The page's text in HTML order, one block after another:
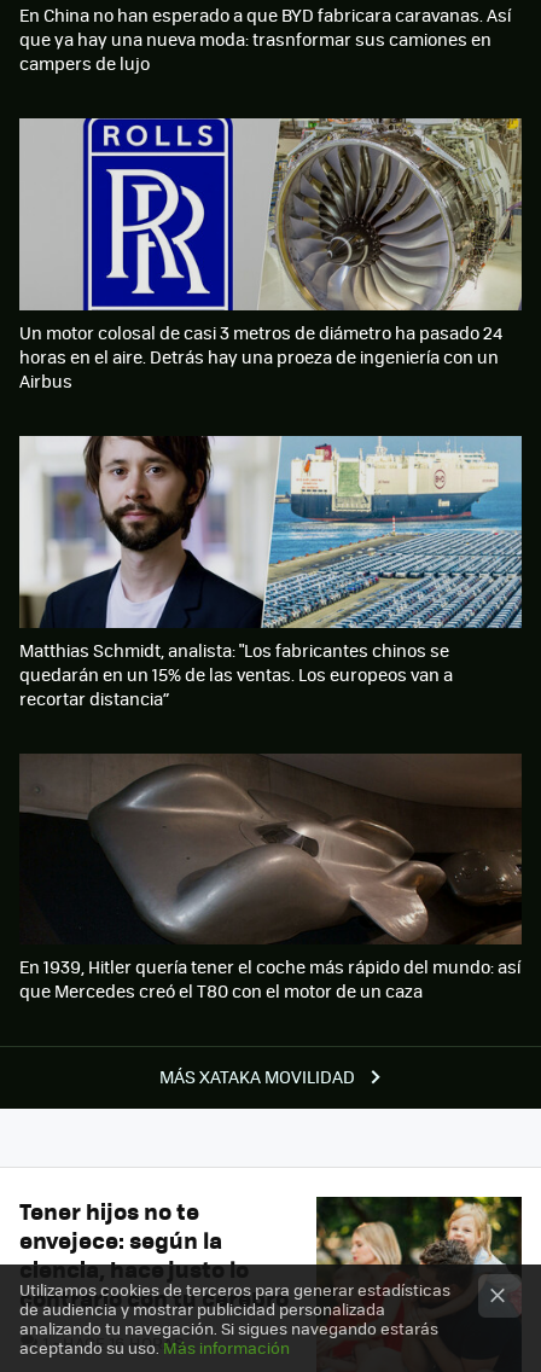
MÁS XATAKA MOVILIDAD
En China no han esperado a que BYD fabricara caravanas. Así
que ya hay una nueva moda: trasnformar sus camiones en
campers de lujo
Un motor colosal de casi 3 metros de diámetro ha pasado 24
horas en el aire. Detrás hay una proeza de ingeniería con un
Airbus
Matthias Schmidt, analista: "Los fabricantes chinos se
quedarán en un 15% de las ventas. Los europeos van a
recortar distancia”
En 1939, Hitler quería tener el coche más rápido del mundo: así
que Mercedes creó el T80 con el motor de un caza
Tener hijos no te
envejece: según la
ciencia, hace justo lo
contrario con tu cerebro
1COMENTARIOS
HACE 16 HORAS
Utilizamos cookies de terceros para generar estadísticas
de audiencia y mostrar publicidad personalizada
analizando tu navegación. Si sigues navegando estarás
aceptando su uso. Más información